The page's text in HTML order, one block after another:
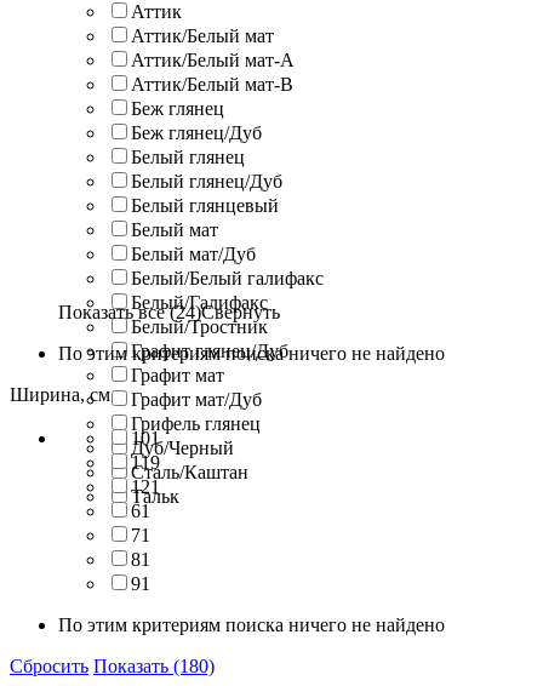
Аттик
Аттик/Белый мат
Аттик/Белый мат-A
Аттик/Белый мат-В
Беж глянец
Беж глянец/Дуб
Белый глянец
Белый глянец/Дуб
Белый глянцевый
Белый мат
Белый мат/Дуб
Белый/Белый галифакс
Белый/Галифакс
Белый/Тростник
Графит глянец/Дуб
Графит мат
Графит мат/Дуб
Грифель глянец
Дуб/Черный
Сталь/Каштан
Тальк
Показать все (24)Свернуть
По этим критериям поиска ничего не найдено
Ширина, см
101
119
121
61
71
81
91
По этим критериям поиска ничего не найдено
Сбросить Показать (180)